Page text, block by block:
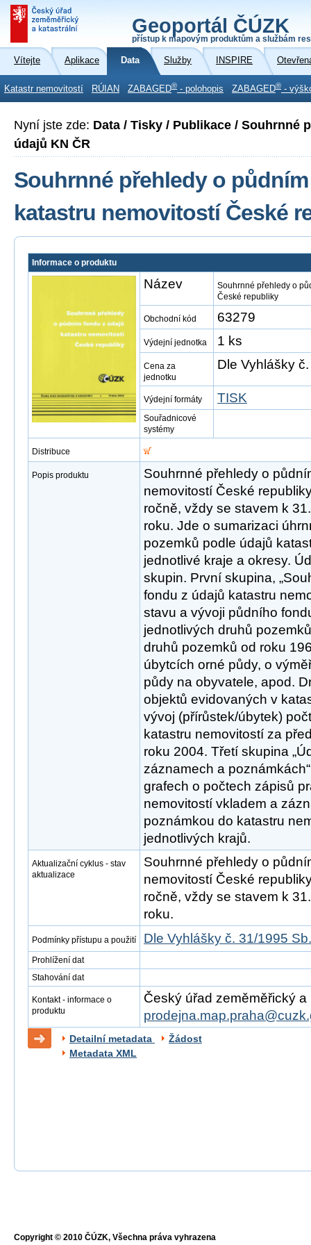
Geoportál ČÚZK
přístup k mapovým produktům a službám
Vítejte Aplikace Data Služby INSPIRE
Katastr nemovitostí RÚIAN ZABAGED® - polohopis ZABAGED® -
Nyní jste zde: Data / Tisky / Publikace / Souhrnné
údajů KN ČR
Souhrnné přehledy o
katastru nemovitostí České
Informace o produktu
Název
Souhrnné přehledy o
České republiky
Obchodní kód 63279
Výdejní jednotka 1 ks
Cena za
jednotku
Dle Vyhlášky
Výdejní formáty TISK
Souřadnicové
systémy
Distribuce
Popis produktu
Souhrnné přehledy o
nemovitostí České
ročně, vždy se stavem k
roku. Jde o sumarizaci
pozemků podle údajů
jednotlivé kraje a okresy.
skupin. První skupina,
fondu z údajů katastru
stavu a vývoji půdního
jednotlivých druhů
druhů pozemků od roku
úbytcích orné půdy, o
půdy na obyvatele, apod.
objektů evidovaných v
vývoj (přírůstek/úbytek)
katastru nemovitostí za
roku 2004. Třetí skupina
záznamech a
grafech o počtech zápisů
nemovitostí vkladem a
poznámkou do katastru
jednotlivých krajů.
Aktualizační cyklus - stav
aktualizace
Souhrnné přehledy o
nemovitostí České
ročně, vždy se stavem k
roku.
Podmínky přístupu a použití Dle Vyhlášky č. 31/1995 Sb.
Prohlížení dat
Stahování dat
Kontakt - informace o
produktu
Český úřad zeměměřický
Detailní metadata
Žádost
Metadata XML
Copyright © 2010 ČÚZK, Všechna práva vyhrazena